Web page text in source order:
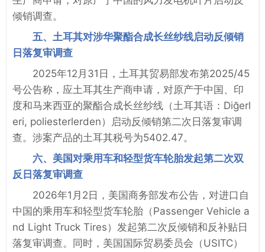
倾销调查。
五、土耳其对涉华聚酯合成长丝纱线启动反倾销
日落复审调查
2025年12月31日，土耳其贸易部发布第2025/45
号公告称，应土耳其生产商申请，对原产于中国、印
度和马来西亚的聚酯合成长丝纱线（土耳其语：Diğerl
eri, poliesterlerden）启动反倾销第二次日落复审调
查。涉案产品的土耳其税号为5402.47。
六、美国对乘用车和轻型货车轮胎发起第二次双
反日落复审调查
2026年1月2日，美国商务部发布公告，对进口自
中国的乘用车和轻型货车轮胎（Passenger Vehicle a
nd Light Truck Tires）发起第二次反倾销和反补贴日
落复审调查。同时，美国国际贸易委员会（USITC）